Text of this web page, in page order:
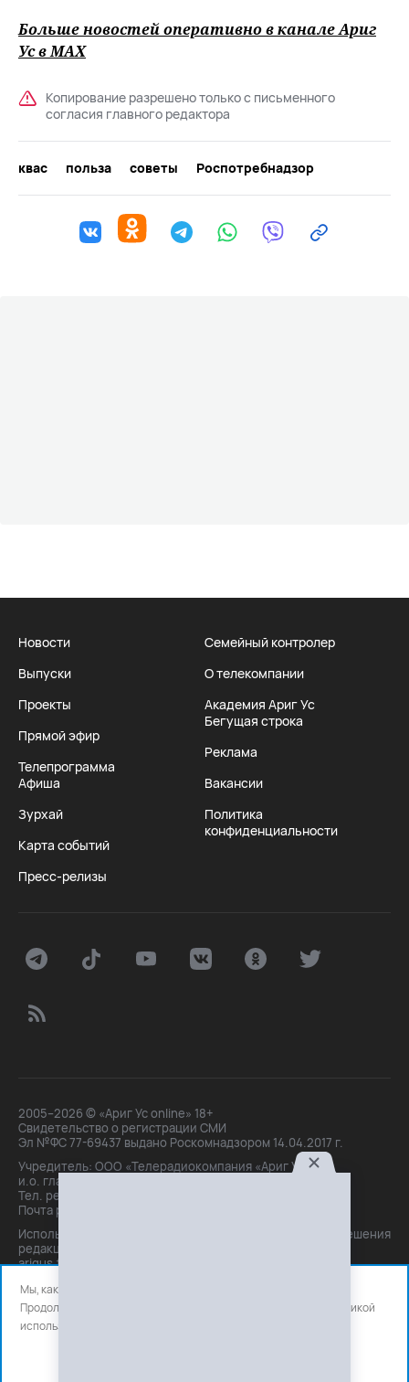
Больше новостей оперативно в канале Ариг
Усв MAХ
Копирование разрешено только с письменного
согласия главного редактора
квас польза советы Роспотребнадзор
Новости
Выпуски
Проекты
Прямой эфир
Телепрограмма
Афиша
Зурхай
Карта событий
Пресс-релизы
Семейный контролер
О телекомпании
Академия Ариг Ус
Бегущая строка
Реклама
Вакансии
Политика
конфиденциальности
2005–2026 © «Ариг Ус online» 18+
Свидетельство о регистрации СМИ
Эл №ФС 77-69437 выдано Роскомнадзором 14.04.2017 г.
Учредитель: ООО «Телерадиокомпания «Ариг Ус»,
и.о. главного редактора: Маханова О.Б.
Тел. peдakции: +7(3012)21-30-14,
Почта peдakции: editor@arigus.tv
Использование материалов только с письменного разрешения
редакции. При цитировании прямая активная ссылка на
arigus.tv обязательна.
Мы, как и все используем файлы cookie и сервисы аналитики.
Продолжая использовать сайт, вы соглашаетесь с нашей
политикой
использования